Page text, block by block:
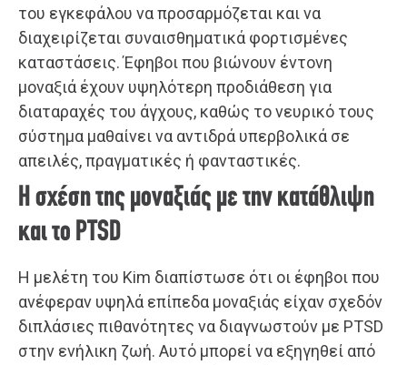
του εγκεφάλου να προσαρμόζεται και να
διαχειρίζεται συναισθηματικά φορτισμένες
καταστάσεις. Έφηβοι που βιώνουν έντονη
μοναξιά έχουν υψηλότερη προδιάθεση για
διαταραχές του άγχους, καθώς το νευρικό τους
σύστημα μαθαίνει να αντιδρά υπερβολικά σε
απειλές, πραγματικές ή φανταστικές.
Η σχέση της μοναξιάς με την κατάθλιψη
και το PTSD
Η μελέτη του Kim διαπίστωσε ότι οι έφηβοι που
ανέφεραν υψηλά επίπεδα μοναξιάς είχαν σχεδόν
διπλάσιες πιθανότητες να διαγνωστούν με PTSD
στην ενήλικη ζωή. Αυτό μπορεί να εξηγηθεί από